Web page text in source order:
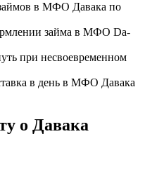
в МФО Давака по
займа в МФО Da-
при несвоевременном
в день в МФО Давака
о Давака